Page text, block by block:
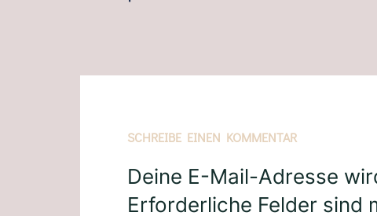
SCHREIBE EINEN KOMMENTAR
Deine E-Mail-Adresse
Erforderliche Felder sind